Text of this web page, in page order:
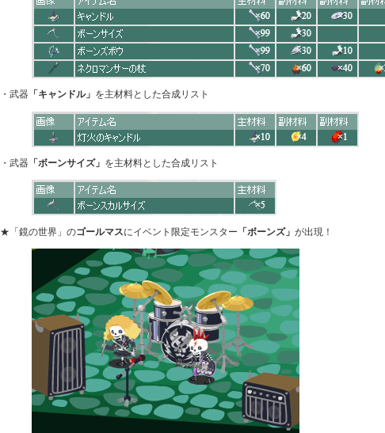
・武器 「キャンドル」 を主材料とした合成リスト
・武器 「ボーンサイズ」 を主材料とした合成リスト
★「鏡の世界」のゴールマスにイベント限定モンスター 「ボーンズ」 が出現！